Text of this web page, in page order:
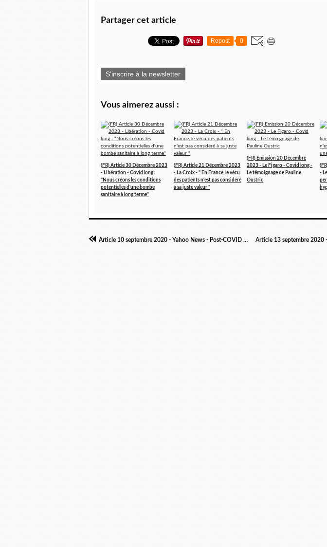
Partager cet article
Repost 0
S'inscrire à la newsletter
Vous aimerez aussi :
(FR) Article 30 Décembre 2023
- Libération - Covid long :
"Nous créons les conditions
potentielles d'une bombe
sanitaire à long terme"
(FR) Article 21 Décembre 2023
- La Croix - " En France, le vécu
des patients n'est pas considéré
à sa juste valeur "
(FR) Emission 20 Décembre
2023 - Le Figaro - Covid long -
Le témoignage de Pauline
Oustric
-
Article 10 septembre 2020 - Yahoo News - Post-COVID heart damage alarms researchers: 'There was a black hole' in infected cells